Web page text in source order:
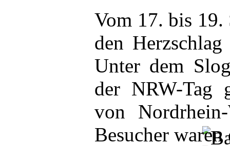
Vom 17. bis 19.
den
Unter dem
der NRW-Tag
von
Besucher waren